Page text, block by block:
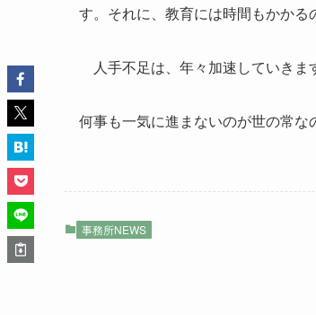
す。それに、教育には時間もかかる
人手不足は、年々加速していきま
何事も一気に進まないのが世の常な
事務所NEWS